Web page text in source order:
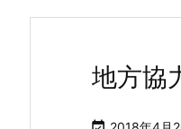
地方協